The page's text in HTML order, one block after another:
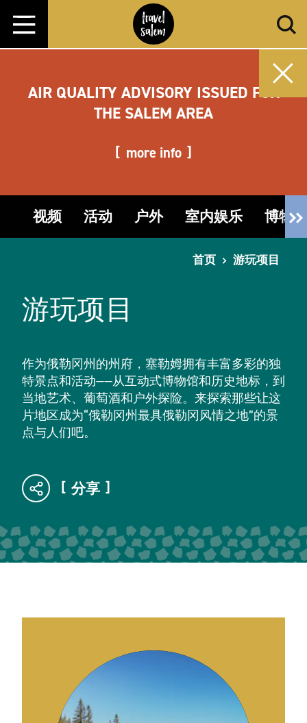
跳转至内容
AIR QUALITY ADVISORY ISSUED FOR
THE SALEM AREA
more info
视频 活动 户外 室内娱乐 博物
首页 游玩项目
游玩项目
作为俄勒冈州的州府，塞勒姆拥有丰富多彩的独
特景点和活动——从互动式博物馆和历史地标，到
当地艺术、葡萄酒和户外探险。来探索那些让这
片地区成为“俄勒冈州最具俄勒冈风情之地”的景
点与人们吧。
分享